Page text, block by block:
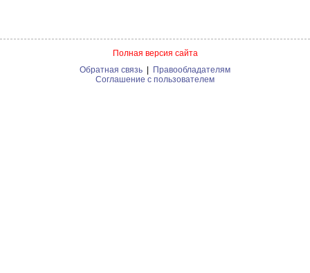
Полная версия сайта
Обратная связь
Правообладателям
Соглашение с пользователем